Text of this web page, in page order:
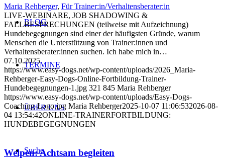
BLOG
TERMINE
ÜBER UNS
Suche
Maria Rehberger, Für Trainer:in/Verhaltensberater:in
LIVE-WEBINARE, JOB SHADOWING &
FALLBESPRECHUNGEN (teilweise mit Aufzeichnung)
Hundebegegnungen sind einer der häufigsten Gründe, warum
Menschen die Unterstützung von Trainer:innen und
Verhaltensberater:innen suchen. Ich habe mich in…
07.10.2025
https://www.easy-dogs.net/wp-content/uploads/2026_Maria-
Rehberger-Easy-Dogs-Online-Fortbildung-Trainer-
Hundebegegnungen-1.jpg 321 845 Maria Rehberger
https://www.easy-dogs.net/wp-content/uploads/Easy-Dogs-
Coaching-Logo.jpg Maria Rehberger2025-10-07 11:06:532026-08-
04 13:54:42ONLINE-TRAINERFORTBILDUNG:
HUNDEBEGEGNUNGEN
Welpen: Achtsam begleiten